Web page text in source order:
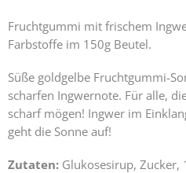
Fruchtgummi mit frischem
Farbstoffe im 150g Beutel.
Süße goldgelbe Fruchtgummi-
scharfen Ingwernote. Für alle,
scharf mögen! Ingwer im
geht die Sonne auf!
Zutaten: Glukosesirup, Zucker,